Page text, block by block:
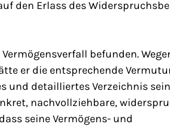
den Erlass des
befunden.
er die entsprechende
und detailliertes Verzeichnis
nachvollziehbare,
seine Vermögens- und